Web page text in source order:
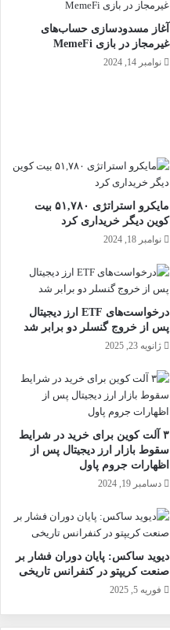
آغاز مسدودسازی حساب‌های
غیرمجاز در بازی MemeFi
نوامبر 14, 2024
مایکرو استراتژی ۵۱,۷۸۰ بیت
کوین دیگر خریداری کرد
نوامبر 18, 2024
درخواست‌های ETF ارز دیجیتال
پس از خروج گنسلر دو برابر شد
ژانویه 23, 2025
۳ آلت کوین برای خرید در شرایط
سقوط بازار ارز دیجیتال پس از
اظهارات جروم پاول
دسامبر 19, 2024
دیوید ساکس: پایان دوران فشار بر
صنعت کریپتو در کنفرانس تاریخی
فوریه 5, 2025